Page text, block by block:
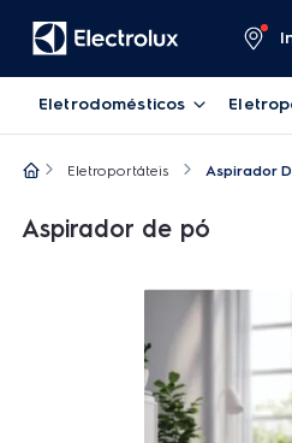
Eletrodomésticos
Eletroportáteis Aspirador
Aspirador de pó